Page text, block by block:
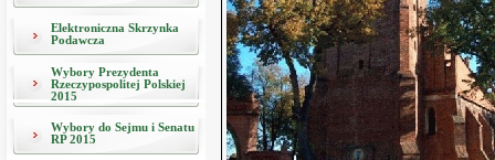
Elektroniczna Skrzynka
Podawcza
Wybory Prezydenta
Rzeczypospolitej Polskiej
2015
Wybory do Sejmu i Senatu
RP 2015